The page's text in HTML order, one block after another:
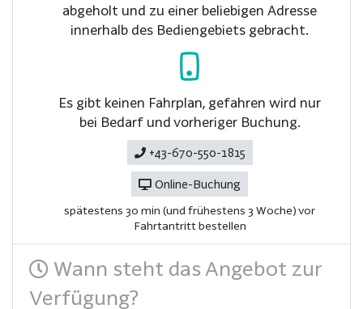
abgeholt und zu einer beliebigen Adresse
innerhalb des Bediengebiets gebracht.
Es gibt keinen Fahrplan, gefahren wird nur
bei Bedarf und vorheriger Buchung.
+43-670-550-1815
Online-Buchung
spätestens 30 min (und frühestens 3 Woche) vor
Fahrtantritt bestellen
Wann steht das Angebot zur
Verfügung?